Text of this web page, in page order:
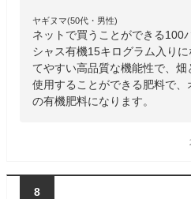
ヤギヌマ(50代・男性)
ネットで買うことができる100
シャス有機15キログラム入り
てやすい高品質な機能性で、
使用することができる肥料で
の有機肥料になります。
8